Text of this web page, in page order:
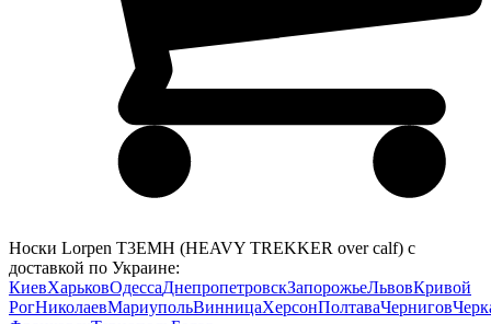
Носки Lorpen T3EMH (HEAVY TREKKER over calf) с
доставкой по Украине:
КиевХарьковОдессаДнепропетровскЗапорожьеЛьвовКривой
РогНиколаевМариупольВинницаХерсонПолтаваЧернигов